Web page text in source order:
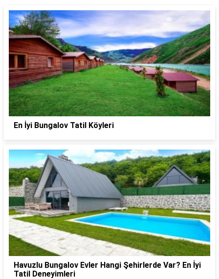
En İyi Bungalov Tatil Köyleri
Havuzlu Bungalov Evler Hangi Şehirlerde Var? En İyi
Tatil Deneyimleri